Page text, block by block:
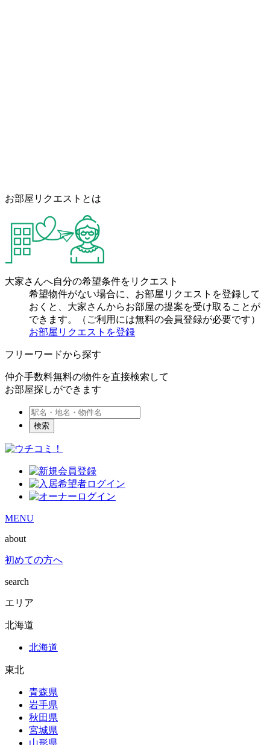
お部屋リクエストとは
大家さんへ自分の希望条件をリクエスト
希望物件がない場合に、お部屋リクエストを登録して
おくと、大家さんからお部屋の提案を受け取ることが
できます。（ご利用には無料の会員登録が必要です）
お部屋リクエストを登録
フリーワードから探す
仲介手数料無料の物件を直接検索して
お部屋探しができます
検索
MENU
about
初めての方へ
search
エリア
北海道
北海道
東北
青森県
岩手県
秋田県
宮城県
山形県